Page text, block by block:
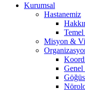
Kurumsal
Hastanemiz
Misyon &
Genel